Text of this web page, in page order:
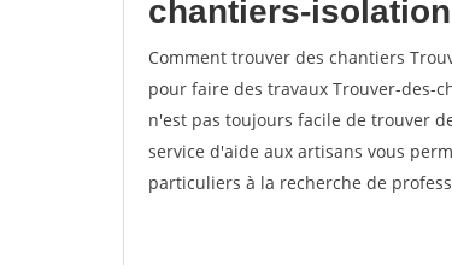
chantiers-
Comment trouver des chantiers
pour faire des travaux Trouver-des-
n'est pas toujours facile de trouver
service d'aide aux artisans vous
particuliers à la recherche de